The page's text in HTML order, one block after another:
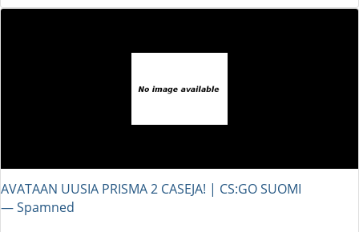
AVATAAN UUSIA PRISMA 2 CASEJA! | CS:GO SUOMI
― Spamned